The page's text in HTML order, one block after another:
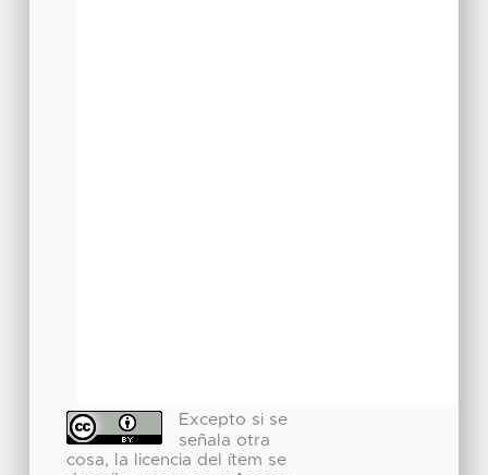
Excepto si se
señala otra
cosa, la licencia del ítem se